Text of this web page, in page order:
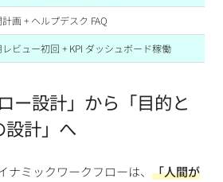
画 + ヘルプデスク FAQ
ビュー初回 + KPI ダッシュボード稼働
ー設計」から「目的と
設計」へ
ナミックワークフローは、「人間が